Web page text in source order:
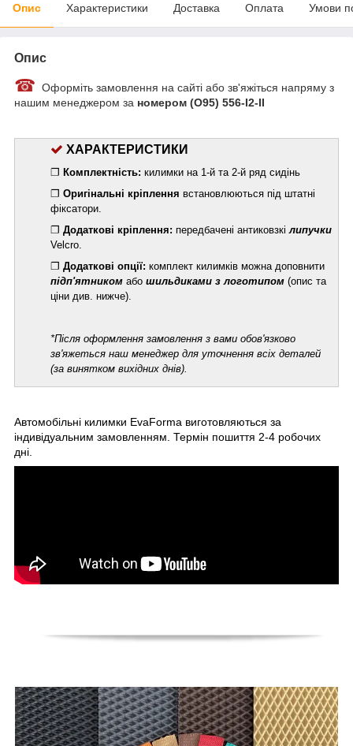
Опис Характеристики Доставка Оплата Умови
Опис
☎ Оформіть замовлення на сайті або зв'яжіться напряму з
нашим менеджером за номером (О95) 556-I2-II
ХАРАКТЕРИСТИКИ
❐ Комплектність: килимки на 1-й та 2-й ряд сидінь
❐ Оригінальні кріплення встановлюються під штатні
фіксатори.
❐ Додаткові кріплення: передбачені антиковзкі липучки
Velcro.
❐ Додаткові опції: комплект килимків можна доповнити
підп'ятником або шильдиками з логотипом (опис та
ціни див. нижче).
*Після оформлення замовлення з вами обов'язково
зв'яжеться наш менеджер для уточнення всіх деталей
(за винятком вихідних днів).
Автомобільні килимки EvaForma виготовляються за
індивідуальним замовленням. Термін пошиття 2-4 робочих
дні.